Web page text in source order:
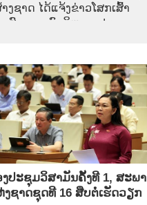
ງຊາດ ໄດ້ແຈ້ງຂ່າວໂສກເສົ້າ
ສົມພອນ ພົມວິຫານ, ປະທານ
ງປະຊຸມວິສາມັນຄັ້ງທີ 1, ສະພາ
ງຊາດຊຸດທີ 16 ສືບຕໍ່ເຮັດວຽກ